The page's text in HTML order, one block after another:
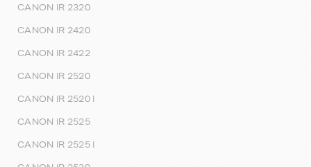
CANON IR 2320
CANON IR 2420
CANON IR 2422
CANON IR 2520
CANON IR 2520 I
CANON IR 2525
CANON IR 2525 I